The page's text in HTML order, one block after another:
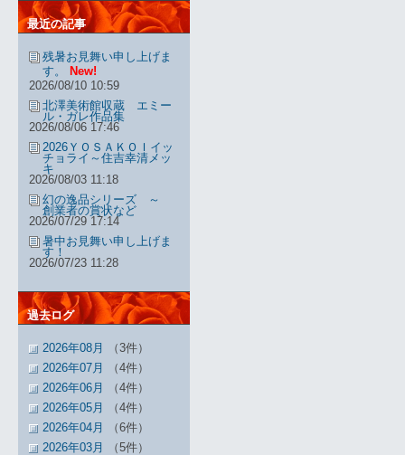
最近の記事
残暑お見舞い申し上げま
す。
New!
2026/08/10 10:59
北澤美術館収蔵 エミー
ル・ガレ作品集
2026/08/06 17:46
2026ＹＯＳＡＫＯＩイッ
チョライ～住吉幸清メッ
キ
2026/08/03 11:18
幻の逸品シリーズ ～
創業者の賞状など
2026/07/29 17:14
暑中お見舞い申し上げま
す！
2026/07/23 11:28
過去ログ
2026年08月
（3件）
2026年07月
（4件）
2026年06月
（4件）
2026年05月
（4件）
2026年04月
（6件）
2026年03月
（5件）